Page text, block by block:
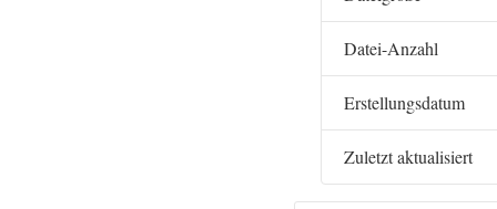
Datei-Anzahl
Erstellungsdatum
Zuletzt aktualisiert